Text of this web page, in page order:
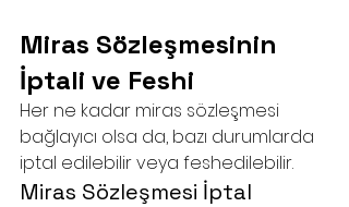
Miras Sözleşmesinin
İptali ve Feshi
Her ne kadar miras sözleşmesi
bağlayıcı olsa da, bazı durumlarda
iptal edilebilir veya feshedilebilir.
Miras Sözleşmesi İptal